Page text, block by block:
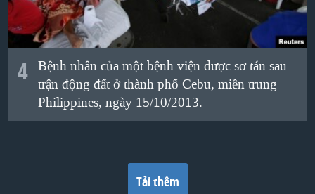
4 Bệnh nhân củamột bệnh viện được sơ tánsau
trận động đất ở thành phố Cebu, miền trung
Philippines, ngày 15/10/2013.
Tải thêm